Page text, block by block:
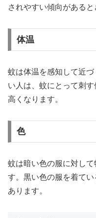
されやすい傾向があると
体温
蚊は体温を感知して近
い人は、蚊にとって刺
高くなります。
色
蚊は暗い色の服に対し
す。黒い色の服を着て
あります。